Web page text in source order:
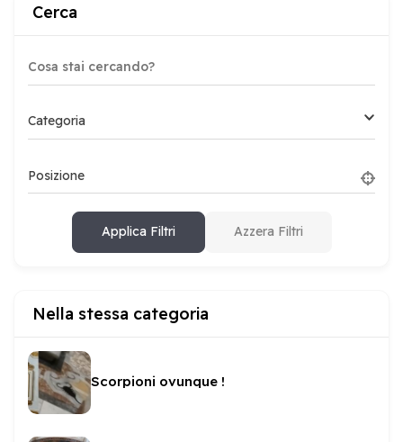
Cerca
Categoria
Posizione
Applica Filtri Azzera Filtri
Nella stessa categoria
Scorpioni ovunque !